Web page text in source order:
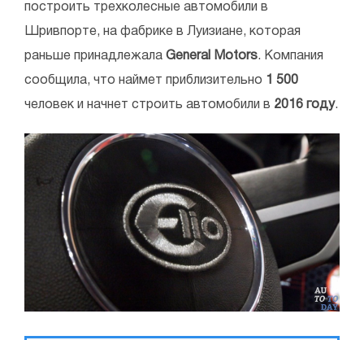
построить трехколесные автомобили в
Шривпорте, на фабрике в Луизиане, которая
раньше принадлежала General Motors. Компания
сообщила, что наймет приблизительно 1 500
человек и начнет строить автомобили в 2016 году.